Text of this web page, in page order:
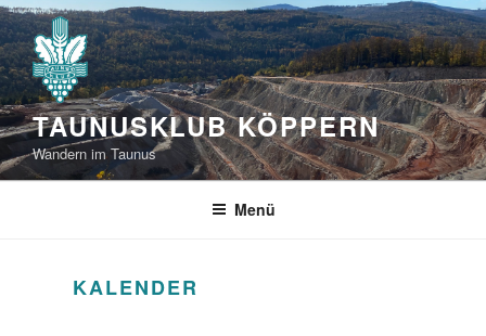
Zum
Inhalt
springen
TAUNUSKLUB KÖPPERN
Wandern im Taunus
Menü
KALENDER